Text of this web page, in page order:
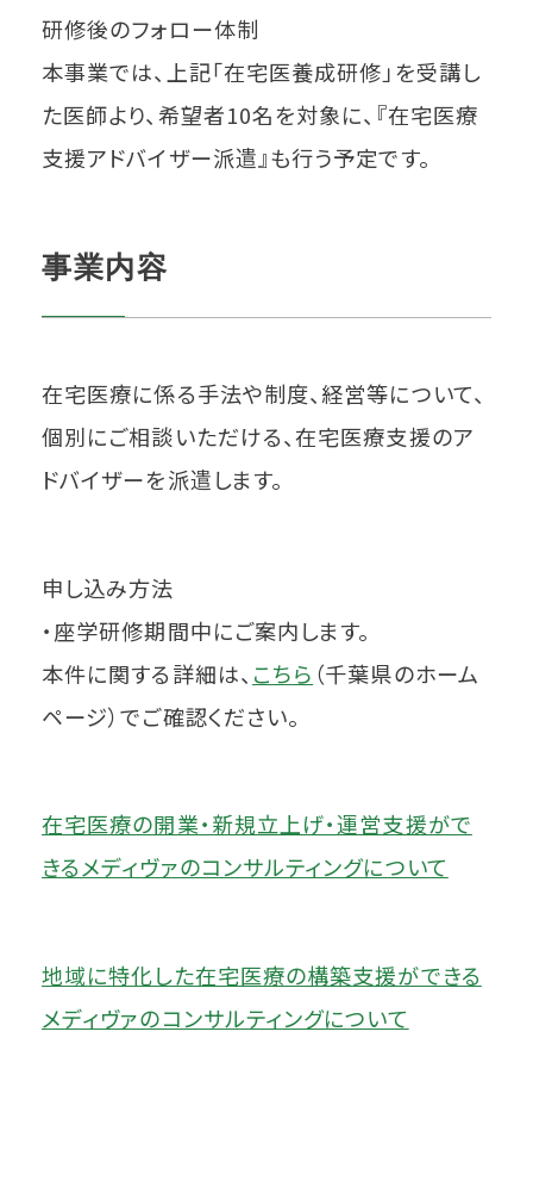
研修後のフォロー体制
本事業では、上記「在宅医養成研修」を受講し
た医師より、希望者10名を対象に、『在宅医療
支援アドバイザー派遣』も行う予定です。
事業内容
在宅医療に係る手法や制度、経営等について、
個別にご相談いただける、在宅医療支援のア
ドバイザーを派遣します。
申し込み方法
・座学研修期間中にご案内します。
本件に関する詳細は、 こちら （千葉県のホーム
ページ）でご確認ください。
在宅医療の開業・新規立上げ・運営支援がで
きるメディヴァのコンサルティングについて
地域に特化した在宅医療の構築支援ができる
メディヴァのコンサルティングについて